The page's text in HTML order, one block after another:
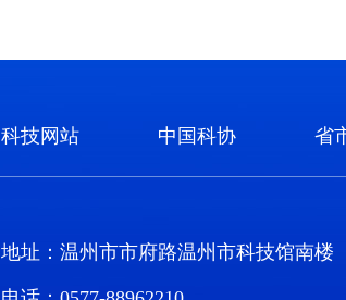
科技网站 中国科协 省
地址：温州市市府路温州市科技馆南楼